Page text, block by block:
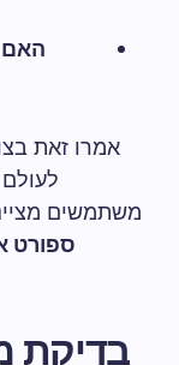
האם
אמרו זאת
משתמשים
ספורט
בדיקת